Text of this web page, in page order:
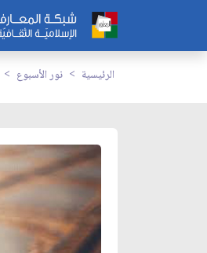
الرئيسية نور الأسبوع